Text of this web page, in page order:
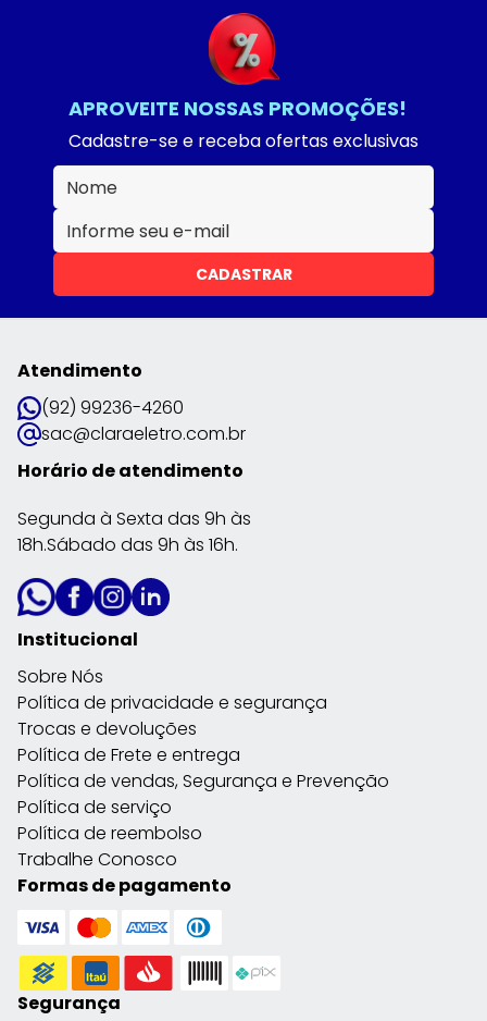
APROVEITE NOSSAS PROMOÇÕES!
Cadastre-se e receba ofertas exclusivas
CADASTRAR
Atendimento
(92) 99236-4260
sac@claraeletro.com.br
Horário de atendimento
Segunda à Sexta das 9h às
18h.Sábado das 9h às 16h.
Institucional
Sobre Nós
Política de privacidade e segurança
Trocas e devoluções
Política de Frete e entrega
Política de vendas, Segurança e Prevenção
Política de serviço
Política de reembolso
Trabalhe Conosco
Formas de pagamento
Segurança